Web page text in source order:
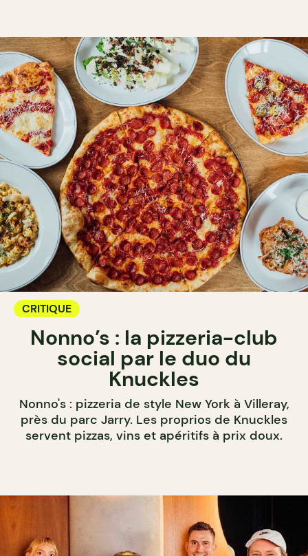
CRITIQUE
Nonno’s : la pizzeria-club
social par le duo du
Knuckles
Nonno's : pizzeria de style New York à Villeray,
près du parc Jarry. Les proprios de Knuckles
servent pizzas, vins et apéritifs à prix doux.